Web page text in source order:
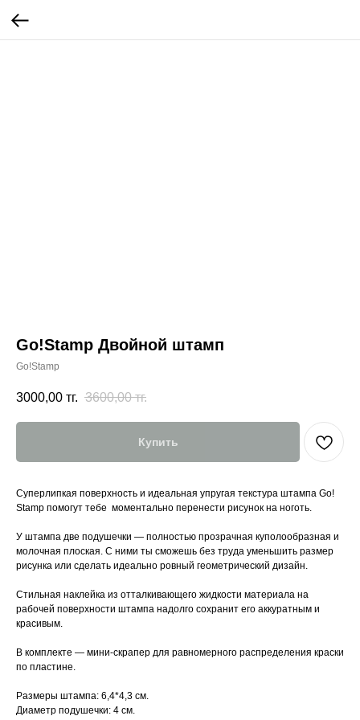
Go!Stamp Двойной штамп
Go!Stamp
3000,00 тг. 3600,00 тг.
Купить
Суперлипкая поверхность и идеальная упругая текстура штампа Go!
Stamp помогут тебе моментально перенести рисунок на ноготь.
У штампа две подушечки — полностью прозрачная куполообразная и
молочная плоская. С ними ты сможешь без труда уменьшить размер
рисунка или сделать идеально ровный геометрический дизайн.
Стильная наклейка из отталкивающего жидкости материала на
рабочей поверхности штампа надолго сохранит его аккуратным и
красивым.
В комплекте — мини-скрапер для равномерного распределения краски
по пластине.
Размеры штампа: 6,4*4,3 см.
Диаметр подушечки: 4 см.